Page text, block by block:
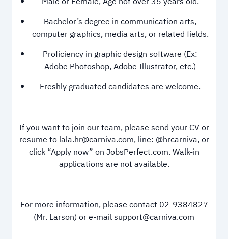
Bachelor’s degree in communication arts,
computer graphics, media arts, or related fields.
Proficiency in graphic design software (Ex:
Adobe Photoshop, Adobe Illustrator, etc.)
Freshly graduated candidates are welcome.
If you want to join our team, please send your CV or
resume to lala.hr@carniva.com, line: @hrcarniva, or
click “Apply now” on JobsPerfect.com. Walk-in
applications are not available.
For more information, please contact 02-9384827
(Mr. Larson) or e-mail support@carniva.com